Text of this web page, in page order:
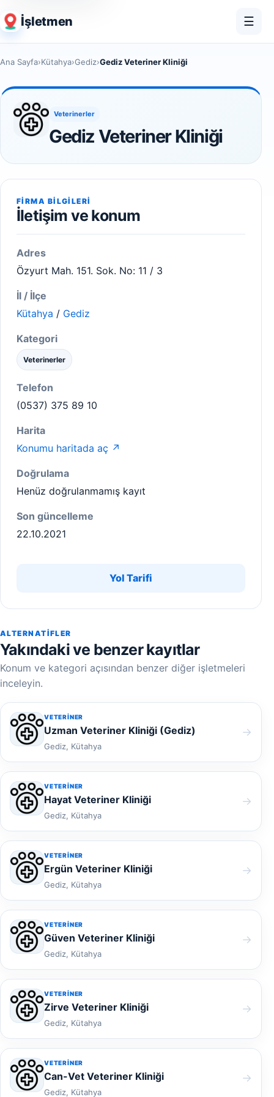
İşletmen ☰
Ana Sayfa›Kütahya›Gediz›Gediz Veteriner Kliniği
Veterinerler
Gediz Veteriner Kliniği
FIRMA BILGILERI
İletişim ve konum
Adres
Özyurt Mah. 151. Sok. No: 11 / 3
İl / İlçe
Kütahya / Gediz
Kategori
Veterinerler
Telefon
(0537) 375 89 10
Harita
Konumu haritada aç ↗
Doğrulama
Henüz doğrulanmamış kayıt
Son güncelleme
22.10.2021
Yol Tarifi
ALTERNATIFLER
Yakındaki ve benzer kayıtlar
Konum ve kategori açısından benzer diğer işletmeleri
inceleyin.
VETERINER
Uzman Veteriner Kliniği (Gediz)
Gediz, Kütahya
→
VETERINER
Hayat Veteriner Kliniği
Gediz, Kütahya
→
VETERINER
Ergün Veteriner Kliniği
Gediz, Kütahya
→
VETERINER
Güven Veteriner Kliniği
Gediz, Kütahya
→
VETERINER
Zirve Veteriner Kliniği
Gediz, Kütahya
→
VETERINER
Can-Vet Veteriner Kliniği
Gediz, Kütahya
→